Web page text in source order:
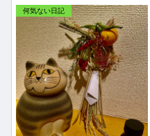
何気ない日記